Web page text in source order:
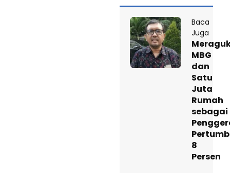
Baca
Juga
MBG
dan
Satu
Juta
Rumah
sebagai
8
Persen